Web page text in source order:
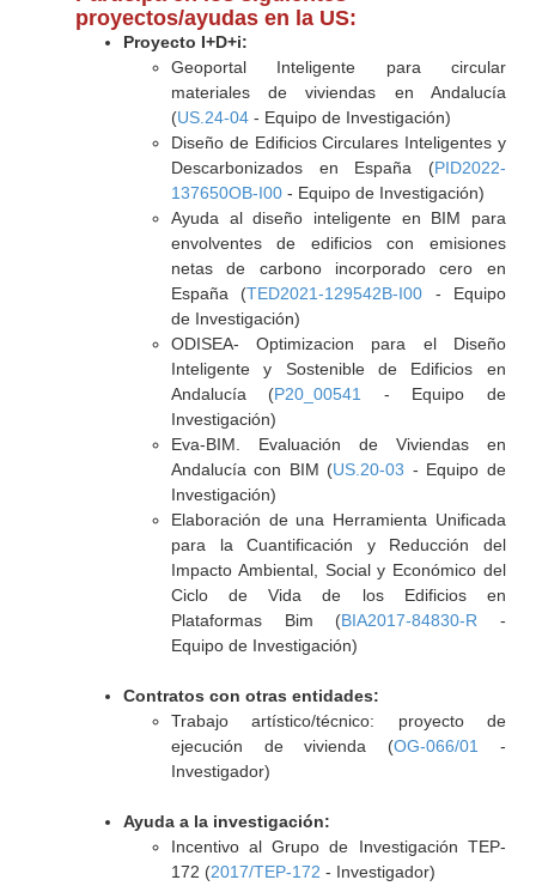
proyectos/ayudas en la US:
Proyecto I+D+i:
Geoportal Inteligente para circular
materiales de viviendas en Andalucía
(US.24-04- Equipo de Investigación)
Diseño de Edificios Circulares Inteligentes y
Descarbonizados en España (PID2022-
137650OB-I00- Equipo de Investigación)
Ayuda al diseño inteligente en BIM para
envolventes de edificios con emisiones
netas de carbono incorporado cero en
España (TED2021-129542B-I00 - Equipo
de Investigación)
ODISEA- Optimizacion para el Diseño
Inteligente y Sostenible de Edificios en
Andalucía (P20_00541
- Equipo de
Investigación)
Eva-BIM. Evaluación de Viviendas en
Andalucía con BIM (US.20-03 - Equipo de
Investigación)
Elaboración de una Herramienta Unificada
para la Cuantificación y Reducción del
Impacto Ambiental, Social y Económico del
Ciclo de Vida de los Edificios en
Plataformas Bim (BIA2017-84830-R -
Equipo de Investigación)
Contratos con otras entidades:
Trabajo artístico/técnico: proyecto de
ejecución de vivienda (OG-066/01
-
Investigador)
Ayuda a la investigación:
Incentivo al Grupo de Investigación TEP-
172 (2017/TEP-172 - Investigador)